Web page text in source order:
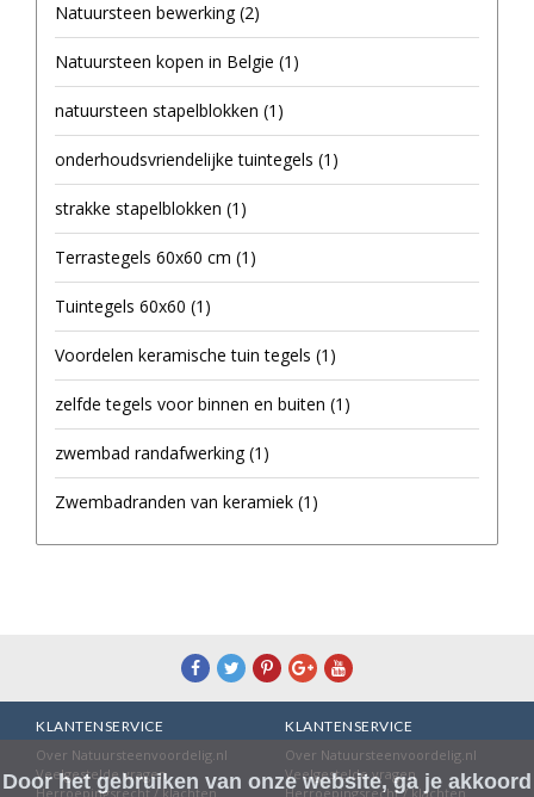
Natuursteen bewerking(2)
Natuursteen kopen in Belgie (1)
natuursteen stapelblokken (1)
onderhoudsvriendelijke tuintegels (1)
strakke stapelblokken (1)
Terrastegels 60x60 cm (1)
Tuintegels 60x60 (1)
Voordelen keramische tuin tegels (1)
zelfde tegels voor binnen en buiten (1)
zwembad randafwerking(1)
Zwembadranden van keramiek (1)
KLANTENSERVICE
Over Natuursteenvoordelig.nl
Veelgestelde vragen
Herroepingsrecht / klachten
KLANTENSERVICE
Over Natuursteenvoordelig.nl
Veelgestelde vragen
Herroepingsrecht / klachten
Door het gebruiken van onze website, ga je akkoord